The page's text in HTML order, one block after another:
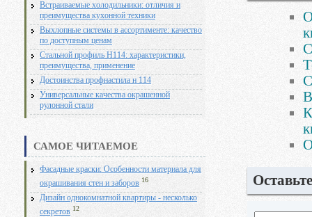
Встраиваемые холодильники: отличия и
преимущества кухонной техники
Выхлопные системы в ассортименте: качество
по доступным ценам
Стальной профиль Н114: характеристики,
преимущества, применение
Достоинства профнастила н 114
Универсальные качества окрашенной
рулонной стали
САМОЕ ЧИТАЕМОЕ
Фасадные краски: Особенности материала для
окрашивания стен и заборов 16
Дизайн однокомнатной квартиры - несколько
секретов 12